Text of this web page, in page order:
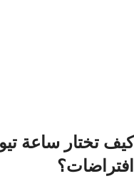
كيف تختار ساعة
افتراضات؟